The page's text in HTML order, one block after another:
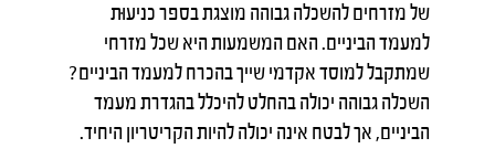
של מזרחים להשכלה גבוהה מוצגת בספר כניעוּת
למעמד הביניים. האם המשמעות היא שכל מזרחי
שמתקבל למוסד אקדמי שייך בהכרח למעמד הביניים?
השכלה גבוהה יכולה בהחלט להיכלל בהגדרת מעמד
הביניים, אך לבטח אינה יכולה להיות הקריטריון היחיד.